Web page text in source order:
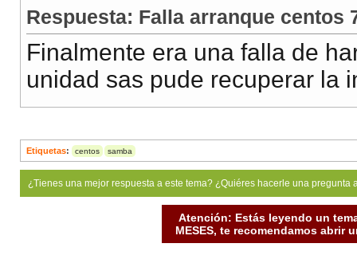
Respuesta: Falla arranque centos
Finalmente era una falla de
unidad sas pude recuperar la
Etiquetas: centos samba
¿Tienes una mejor respuesta a este tema? ¿Quiéres hacerle una
Atención: Estás leyendo un
MESES, te recomendamos abrir